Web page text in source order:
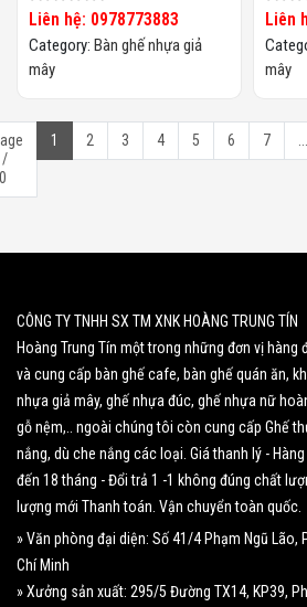
Liên hệ: 0978773883
Category: Bàn ghế nhựa giả
mây
Liên
mây
/
1 2 3 4 5 6 7
CÔNG TY TNHH SX TM XNK HOÀNG TRUNG TÍN
Hoàng Trung Tín một trong những đơn vị
và cung cấp bàn ghế cafe, bàn ghế quán ăn,
nhựa giả mây, ghế nhựa đúc, ghế nhựa nữ
gỗ nệm,.. ngoài chúng tôi còn cung cấp Ghế
nắng, dù che nắng các loại. Giá thanh lý -
đến 18 tháng - Đổi trả 1 -1 không đúng chất
lượng mới Thanh toán. Vận chuyển toàn quốc.
» Văn phòng đại diện: Số 41/4 Phạm Ngũ Lão,
Chí Minh
» Xưởng sản xuất: 295/5 Đường TX14, KP39,